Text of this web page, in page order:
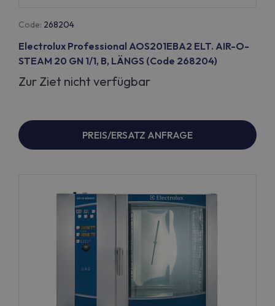
Code: 268204
Electrolux Professional AOS201EBA2 ELT. AIR-O-
STEAM 20 GN 1/1, B, LÄNGS (Code 268204)
Zur Ziet nicht verfügbar
PREIS/ERSATZ ANFRAGE